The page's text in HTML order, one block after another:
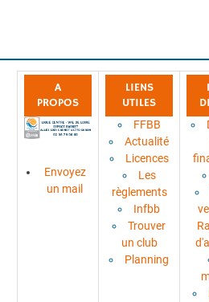
A
PROPOS
Envoyez
un mail
LIENS
UTILES
FFBB
Actualité
Licences
Les
règlements
Infbb
Trouver
un club
Planning